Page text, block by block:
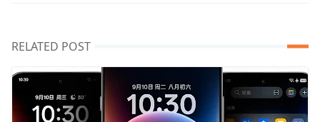
RELATED POST